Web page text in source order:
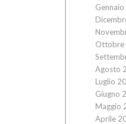
Ottobre
Agosto
Luglio
Giugno
Maggio
Aprile